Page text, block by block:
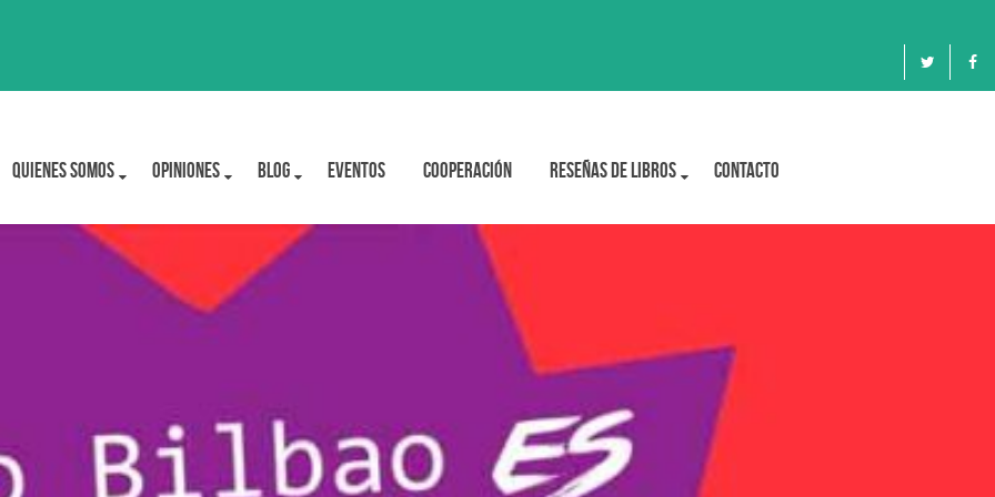
Quienes Somos OPINIONES BLOG Eventos Cooperación Reseñas de libros Contacto